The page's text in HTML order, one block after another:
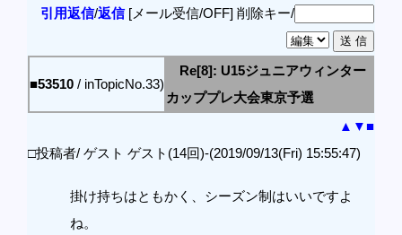
引用返信/返信[メール受信/OFF] 削除キー/
■53510 / inTopicNo.33)
Re[8]: U15ジュニアウィンター
カッププレ大会東京予選
▲ ▼■
□投稿者/ ゲスト ゲスト(14回)-(2019/09/13(Fri) 15:55:47)
掛け持ちはともかく、シーズン制はいいですよ
ね。